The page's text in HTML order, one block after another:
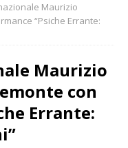
Maurizio
“Psiche Errante:
Maurizio
con
Errante: